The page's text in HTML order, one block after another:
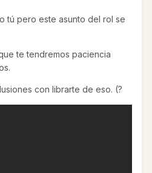
tú pero este asunto del rol se
te tendremos paciencia
con librarte de eso. (?